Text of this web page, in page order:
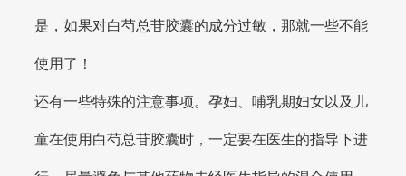
是，如果对白芍总苷胶囊的成分过敏，那就一些不能
使用了！
还有一些特殊的注意事项。孕妇、哺乳期妇女以及儿
童在使用白芍总苷胶囊时，一定要在医生的指导下进